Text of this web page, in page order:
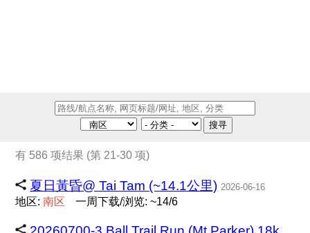
搜寻
有 586 项结果 (第 21-30 项)
夏日黃昏@ Tai Tam (~14.1公里) 2026-06-16
地区:南区 一周下载/浏览: ~14/6